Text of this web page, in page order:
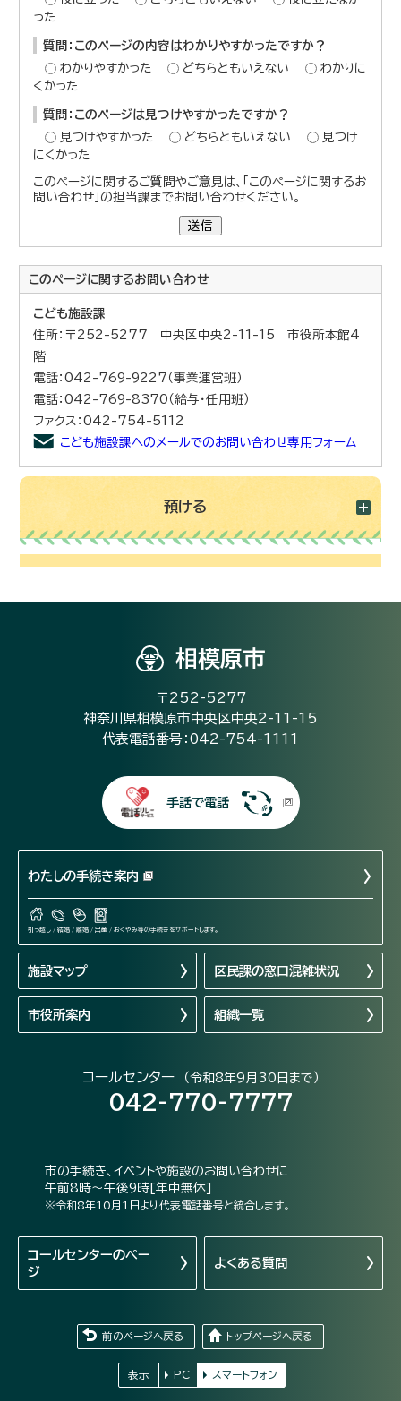
った
質問：このページの内容はわかりやすかったですか？
わかりやすかった
どちらともいえない
わかりに
くかった
質問：このページは見つけやすかったですか？
見つけやすかった
どちらともいえない
見つけ
にくかった
このページに関するご質問やご意見は、「このページに関するお
問い合わせ」の担当課までお問い合わせください。
送信
このページに関するお問い合わせ
こども施設課
住所：〒252-5277 中央区中央2-11-15 市役所本館4
階
電話：042-769-9227（事業運営班）
電話：042-769-8370（給与・任用班）
ファクス：042-754-5112
こども施設課へのメールでのお問い合わせ専用フォーム
預ける
相模原市
〒252-5277
神奈川県相模原市中央区中央2-11-15
代表電話番号：042-754-1111
手話で電話
わたしの手続き案内
引っ越し / 結婚 / 離婚 / 出産 / おくやみ等の手続きをサポートします。
施設マップ 区民課の窓口混雑状況
市役所案内 組織一覧
コールセンター （令和8年9月30日まで）
042-770-7777
市の手続き、イベントや施設のお問い合わせに
午前8時～午後9時[年中無休]
※令和8年10月1日より代表電話番号と統合します。
コールセンターのペー
ジ
よくある質問
前のページへ戻る トップページへ戻る
表示 PC スマートフォン